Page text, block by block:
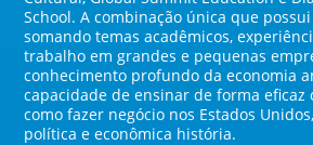
School. A combinação única que
somando temas acadêmicos,
trabalho em grandes e pequenas
conhecimento profundo da economia
capacidade de ensinar de forma eficaz
como fazer negócio nos Estados
política e econômica história.